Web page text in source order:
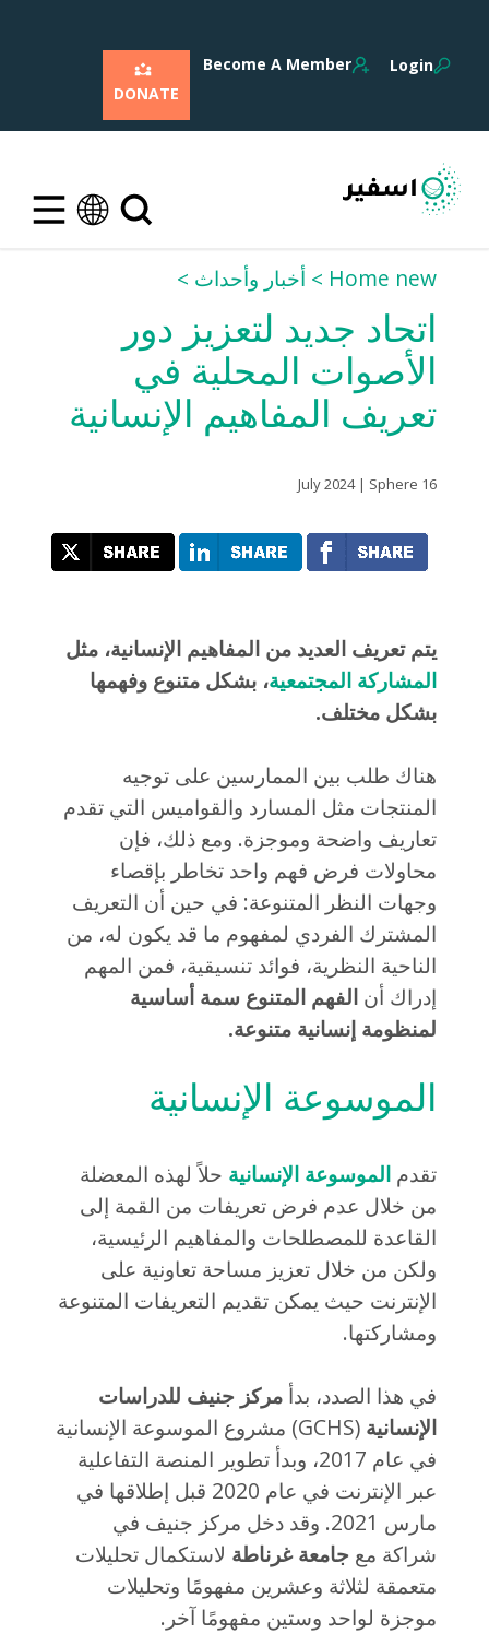
Login
Become A Member
DONATE
Home new أخبار وأحداث
اتحاد جديد لتعزيز دور
الأصوات المحلية في
تعريف المفاهيم الإنسانية
16 July 2024 | Sphere
يتم تعريف العديد من المفاهيم الإنسانية، مثل
المشاركة المجتمعية، بشكل متنوع وفهمها
بشكل مختلف.
هناك طلب بين الممارسين على توجيه
المنتجات مثل المسارد والقواميس التي تقدم
تعاريف واضحة وموجزة. ومع ذلك، فإن
محاولات فرض فهم واحد تخاطر بإقصاء
وجهات النظر المتنوعة: في حين أن التعريف
المشترك الفردي لمفهوم ما قد يكون له، من
الناحية النظرية، فوائد تنسيقية، فمن المهم
إدراك أنالفهم المتنوع سمة أساسية
لمنظومة إنسانية متنوعة.
الموسوعة الإنسانية
تقدمالموسوعة الإنسانية حلاً لهذه المعضلة
من خلال عدم فرض تعريفات من القمة إلى
القاعدة للمصطلحات والمفاهيم الرئيسية،
ولكن من خلال تعزيز مساحة تعاونية على
الإنترنت حيث يمكن تقديم التعريفات المتنوعة
ومشاركتها.
في هذا الصدد، بدأمركز جنيف للدراسات
الإنسانية
(GCHS) مشروع الموسوعة الإنسانية
في عام 2017، وبدأ تطوير المنصة التفاعلية
عبر الإنترنت في عام 2020 قبل إطلاقها في
مارس 2021. وقد دخل مركز جنيف في
شراكة معجامعة غرناطة لاستكمال تحليلات
متعمقة لثلاثة وعشرين مفهومًا وتحليلات
موجزة لواحد وستين مفهومًا آخر.